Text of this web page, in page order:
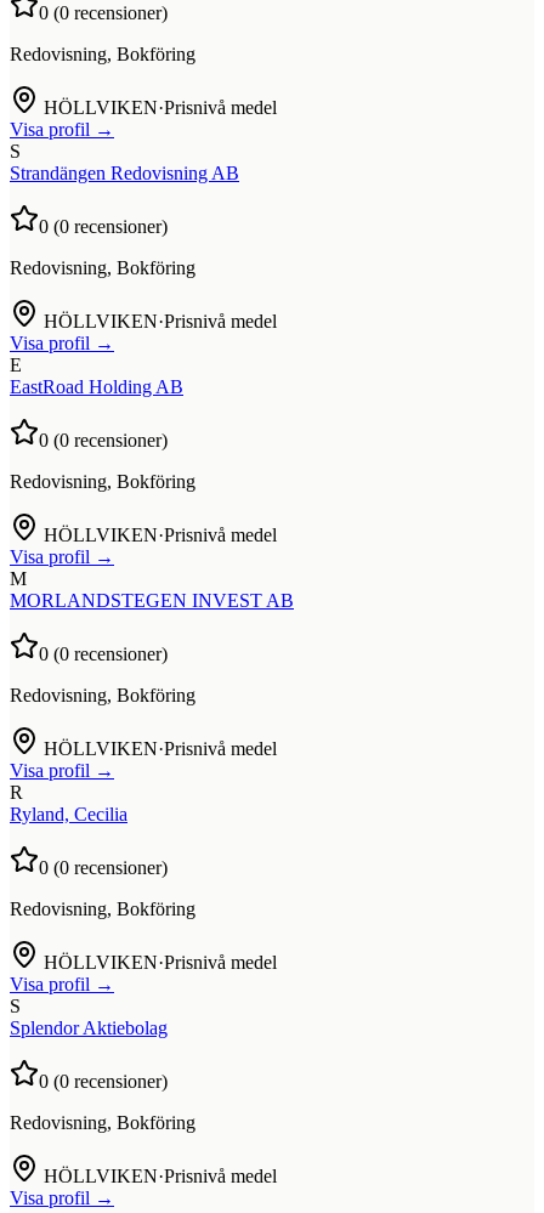
0 (0 recensioner)
Redovisning, Bokföring
HÖLLVIKEN·Prisnivå medel
Visa profil →
S
Strandängen Redovisning AB
0 (0 recensioner)
Redovisning, Bokföring
HÖLLVIKEN·Prisnivå medel
Visa profil →
E
EastRoad Holding AB
0 (0 recensioner)
Redovisning, Bokföring
HÖLLVIKEN·Prisnivå medel
Visa profil →
M
MORLANDSTEGEN INVEST AB
0 (0 recensioner)
Redovisning, Bokföring
HÖLLVIKEN·Prisnivå medel
Visa profil →
R
Ryland, Cecilia
0 (0 recensioner)
Redovisning, Bokföring
HÖLLVIKEN·Prisnivå medel
Visa profil →
S
Splendor Aktiebolag
0 (0 recensioner)
Redovisning, Bokföring
HÖLLVIKEN·Prisnivå medel
Visa profil →